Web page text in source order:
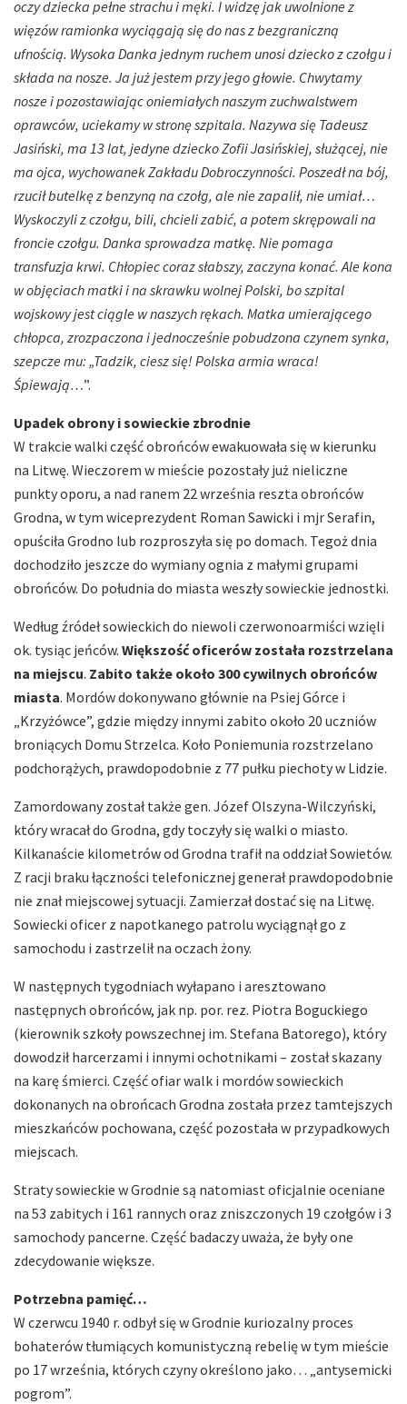
oczy dziecka pełne strachu i męki. I widzę jak uwolnione z
więzów ramionka wyciągają się do nas z bezgraniczną
ufnością. Wysoka Danka jednym ruchem unosi dziecko z czołgu i
składa na nosze. Ja już jestem przy jego głowie. Chwytamy
nosze i pozostawiając oniemiałych naszym zuchwalstwem
oprawców, uciekamy w stronę szpitala. Nazywa się Tadeusz
Jasiński, ma 13 lat, jedyne dziecko Zofii Jasińskiej, służącej, nie
ma ojca, wychowanek Zakładu Dobroczynności. Poszedł na bój,
rzucił butelkę z benzyną na czołg, ale nie zapalił, nie umiał…
Wyskoczyli z czołgu, bili, chcieli zabić, a potem skrępowali na
froncie czołgu. Danka sprowadza matkę. Nie pomaga
transfuzja krwi. Chłopiec coraz słabszy, zaczyna konać. Ale kona
w objęciach matki i na skrawku wolnej Polski, bo szpital
wojskowy jest ciągle w naszych rękach. Matka umierającego
chłopca, zrozpaczona i jednocześnie pobudzona czynem synka,
szepcze mu: „Tadzik, ciesz się! Polska armia wraca!
Śpiewają…”.
Upadek obrony i sowieckie zbrodnie
W trakcie walki część obrońców ewakuowała się w kierunku
na Litwę. Wieczorem w mieście pozostały już nieliczne
punkty oporu, a nad ranem 22 września reszta obrońców
Grodna, w tym wiceprezydent Roman Sawicki i mjr Serafin,
opuściła Grodno lub rozproszyła się po domach. Tegoż dnia
dochodziło jeszcze do wymiany ognia z małymi grupami
obrońców. Do południa do miasta weszły sowieckie jednostki.
Według źródeł sowieckich do niewoli czerwonoarmiści wzięli
ok. tysiąc jeńców. Większość oficerów została rozstrzelana
na miejscu. Zabito także około 300 cywilnych obrońców
miasta. Mordów dokonywano głównie na Psiej Górce i
„Krzyżówce”, gdzie między innymi zabito około 20 uczniów
broniących Domu Strzelca. Koło Poniemunia rozstrzelano
podchorążych, prawdopodobnie z 77 pułku piechoty w Lidzie.
Zamordowany został także gen. Józef Olszyna-Wilczyński,
który wracał do Grodna, gdy toczyły się walki o miasto.
Kilkanaście kilometrów od Grodna trafił na oddział Sowietów.
Z racji braku łączności telefonicznej generał prawdopodobnie
nie znał miejscowej sytuacji. Zamierzał dostać się na Litwę.
Sowiecki oficer z napotkanego patrolu wyciągnął go z
samochodu i zastrzelił na oczach żony.
W następnych tygodniach wyłapano i aresztowano
następnych obrońców, jak np. por. rez. Piotra Boguckiego
(kierownik szkoły powszechnej im. Stefana Batorego), który
dowodził harcerzami i innymi ochotnikami – został skazany
na karę śmierci. Część ofiar walk i mordów sowieckich
dokonanych na obrońcach Grodna została przez tamtejszych
mieszkańców pochowana, część pozostała w przypadkowych
miejscach.
Straty sowieckie w Grodnie są natomiast oficjalnie oceniane
na 53 zabitych i 161 rannych oraz zniszczonych 19 czołgów i 3
samochody pancerne. Część badaczy uważa, że były one
zdecydowanie większe.
Potrzebna pamięć…
W czerwcu 1940 r. odbył się w Grodnie kuriozalny proces
bohaterów tłumiących komunistyczną rebelię w tym mieście
po 17 września, których czyny określono jako… „antysemicki
pogrom”.